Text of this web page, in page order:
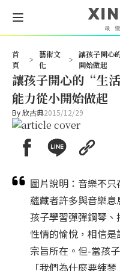
首
頁
>
藝術文
化
>
讓孩子開心
開始做起
讓孩子開心的“生
能力從小開始做起
By欣古典2015/12/29
圖片說明：音樂不
蘊藏者許多與音樂
孩子學習彈彈鋼琴
性情的愉悅，相信
宗旨所在。但-當孩
「我們為什麼要練